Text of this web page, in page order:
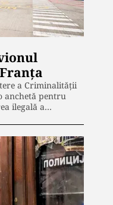
a Criminalităţii
anchetă pentru
ilegală a…